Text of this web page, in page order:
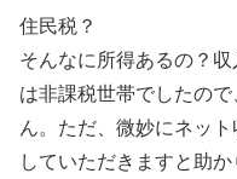
住民税？
そんなに所得あるの？
は非課税世帯でしたの
ん。ただ、微妙にネッ
していただきますと助